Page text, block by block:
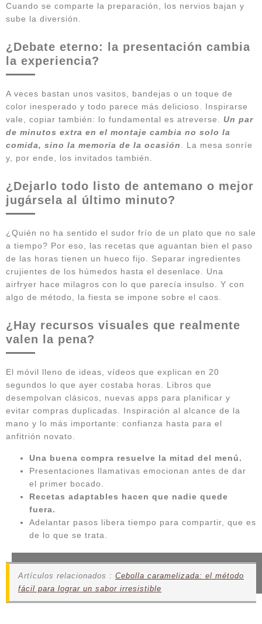
Cuando se comparte la preparación, los nervios bajan y
sube la diversión.
¿Debate eterno: la presentación cambia
la experiencia?
A veces bastan unos vasitos, bandejas o un toque de
color inesperado y todo parece más delicioso. Inspirarse
vale, copiar también: lo fundamental es atreverse. Un par
de minutos extra en el montaje cambia no solo la
comida, sino la memoria de la ocasión
. La mesa sonríe
y, por ende, los invitados también.
¿Dejarlo todo listo de antemano o mejor
jugársela al último minuto?
¿Quién no ha sentido el sudor frío de un plato que no sale
a tiempo? Por eso, las recetas que aguantan bien el paso
de las horas tienen un hueco fijo. Separar ingredientes
crujientes de los húmedos hasta el desenlace. Una
airfryer hace milagros con lo que parecía insulso. Y con
algo de método, la fiesta se impone sobre el caos.
¿Hay recursos visuales que realmente
valen la pena?
El móvil lleno de ideas, vídeos que explican en 20
segundos lo que ayer costaba horas. Libros que
desempolvan clásicos, nuevas apps para planificar y
evitar compras duplicadas. Inspiración al alcance de la
mano y lo más importante: confianza hasta para el
anfitrión novato.
Una buena compra resuelve la mitad del menú.
Presentaciones llamativas emocionan antes de dar
el primer bocado.
Recetas adaptables hacen que nadie quede
fuera.
Adelantar pasos libera tiempo para compartir, que es
de lo que se trata.
Artículos relacionados : Cebolla caramelizada: el método
fácil para lograr un sabor irresistible